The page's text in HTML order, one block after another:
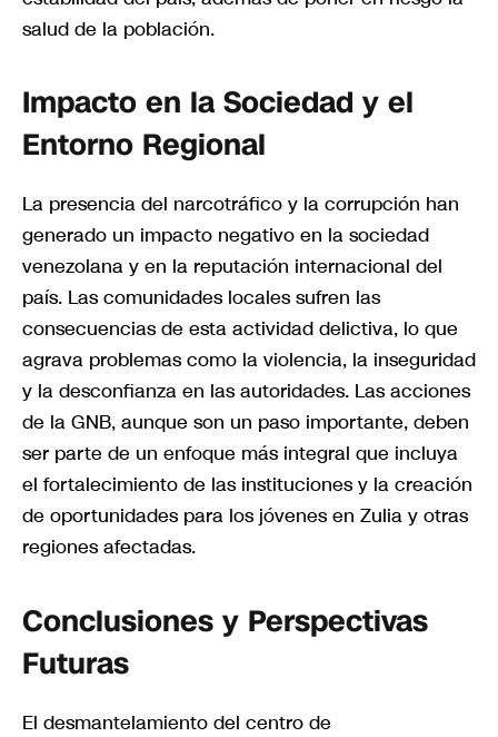
salud de la población.
Impacto en la Sociedad y el
Entorno Regional
La presencia del narcotráfico y la corrupción han
generado un impacto negativo en la sociedad
venezolana y en la reputación internacional del
país. Las comunidades locales sufren las
consecuencias de esta actividad delictiva, lo que
agrava problemas como la violencia, la inseguridad
y la desconfianza en las autoridades. Las acciones
de la GNB, aunque son un paso importante, deben
ser parte de un enfoque más integral que incluya
el fortalecimiento de las instituciones y la creación
de oportunidades para los jóvenes en Zulia y otras
regiones afectadas.
Conclusiones y Perspectivas
Futuras
El desmantelamiento del centro de